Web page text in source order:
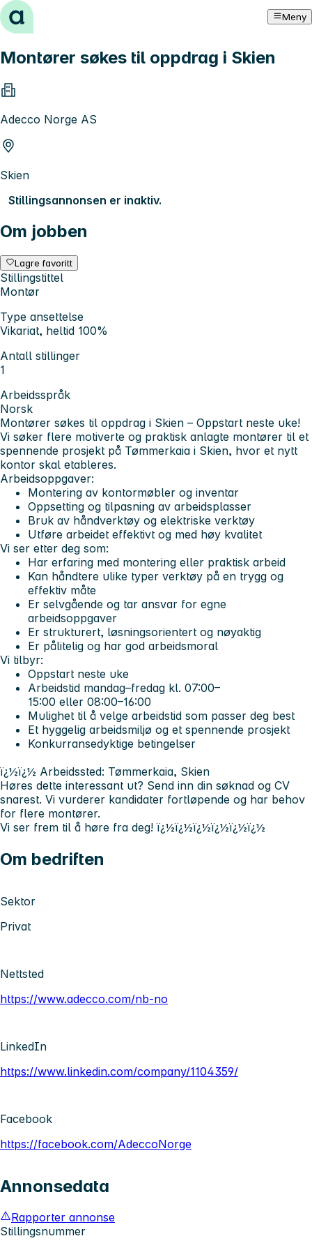
Hopp til innhold Meny
Montører søkes til oppdrag i Skien
Adecco Norge AS
Skien
Stillingsannonsen er inaktiv.
Om jobben
Lagre favoritt
Stillingstittel
Montør
Type ansettelse
Vikariat, heltid 100%
Antall stillinger
1
Arbeidsspråk
Norsk
Montører søkes til oppdrag i Skien – Oppstart neste uke!
Vi søker flere motiverte og praktisk anlagte montører til et
spennende prosjekt på Tømmerkaia i Skien, hvor et nytt
kontor skal etableres.
Arbeidsoppgaver:
Montering av kontormøbler og inventar
Oppsetting og tilpasning av arbeidsplasser
Bruk av håndverktøy og elektriske verktøy
Utføre arbeidet effektivt og med høy kvalitet
Vi ser etter deg som:
Har erfaring med montering eller praktisk arbeid
Kan håndtere ulike typer verktøy på en trygg og
effektiv måte
Er selvgående og tar ansvar for egne
arbeidsoppgaver
Er strukturert, løsningsorientert og nøyaktig
Er pålitelig og har god arbeidsmoral
Vi tilbyr:
Oppstart neste uke
Arbeidstid mandag–fredag kl. 07:00–
15:00 eller 08:00–16:00
Mulighet til å velge arbeidstid som passer deg best
Et hyggelig arbeidsmiljø og et spennende prosjekt
Konkurransedyktige betingelser
ï¿½ï¿½ Arbeidssted: Tømmerkaia, Skien
Høres dette interessant ut? Send inn din søknad og CV
snarest. Vi vurderer kandidater fortløpende og har behov
for flere montører.
Vi ser frem til å høre fra deg! ï¿½ï¿½ï¿½ï¿½ï¿½ï¿½
Om bedriften
Sektor
Privat
Nettsted
https://www.adecco.com/nb-no
LinkedIn
https://www.linkedin.com/company/1104359/
Facebook
https://facebook.com/AdeccoNorge
Annonsedata
Rapporter annonse
Stillingsnummer